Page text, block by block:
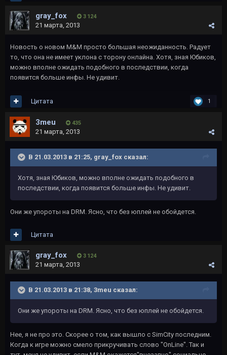
gray_fox 3 124
21 марта, 2013
Новость о новом M&M просто большая неожиданность. Радует
то, что она не имеет уклона с торону онлайна. Хотя, зная Юбиков,
можно вполне ожидать подобного в последствии, когда
появится больше инфы. Не удивит.
1
Цитата
3meu 435
21 марта, 2013
В 21.03.2013 в 21:25, gray_fox сказал:
Хотя, зная Юбиков, можно вполне ожидать подобного в
последствии, когда появится больше инфы. Не удивит.
Они же упороты на DRM. Ясно, что без юплей не обойдется.
Цитата
gray_fox 3 124
21 марта, 2013
В 21.03.2013 в 21:38, 3meu сказал:
Они же упороты на DRM. Ясно, что без юплей не обойдется.
Нее, я не про это. Скорее о том, как вышло с SimCity последним.
Когда к игре можно смело прикручивать слово "OnLine". Так и